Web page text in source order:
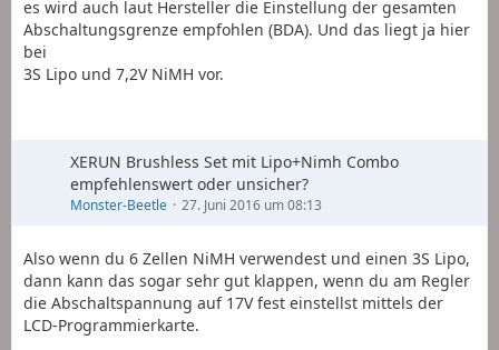
es wird auch laut Hersteller die Einstellung der gesamten
Abschaltungsgrenze empfohlen (BDA). Und das liegt ja hier
bei
3S Lipo und 7,2V NiMH vor.
XERUN Brushless Set mit Lipo+Nimh Combo
empfehlenswert oder unsicher?
Monster-Beetle 27. Juni 2016 um 08:13
Also wenn du 6 Zellen NiMH verwendest und einen 3S Lipo,
dann kann das sogar sehr gut klappen, wenn du am Regler
die Abschaltspannung auf 17V fest einstellst mittels der
LCD-Programmierkarte.